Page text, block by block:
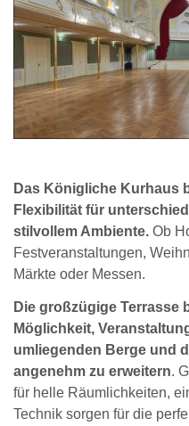
Das Königliche Kurhaus
Flexibilität für
stilvollem Ambiente. Ob
Festveranstaltungen,
Märkte oder Messen.
Die großzügige Terrasse
Möglichkeit,
umliegenden Berge und
angenehm zu erweitern.
für helle Räumlichkeiten,
Technik sorgen für die